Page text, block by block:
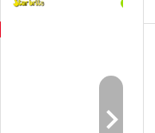
navigate_next